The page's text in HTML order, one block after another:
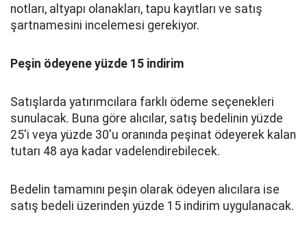
notları, altyapı olanakları, tapu kayıtları ve satış
şartnamesini incelemesi gerekiyor.
Peşin ödeyene yüzde 15 indirim
Satışlarda yatırımcılara farklı ödeme seçenekleri
sunulacak. Buna göre alıcılar, satış bedelinin yüzde
25'i veya yüzde 30'u oranında peşinat ödeyerek kalan
tutarı 48 aya kadar vadelendirebilecek.
Bedelin tamamını peşin olarak ödeyen alıcılara ise
satış bedeli üzerinden yüzde 15 indirim uygulanacak.